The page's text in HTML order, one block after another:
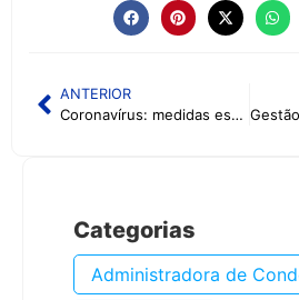
ANTERIOR
Coronavírus: medidas essenciais de prevenção em condomínios
Categorias
Administradora de